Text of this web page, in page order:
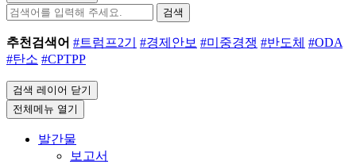
검색
추천검색어 #트럼프2기 #경제안보 #미중경쟁 #반도체 #ODA
#탄소 #CPTPP
검색 레이어 닫기
전체메뉴 열기
발간물
보고서